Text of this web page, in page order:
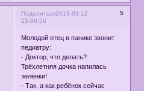
Поделиться 5
2013-03-12
15:06:56
Молодой отец в панике звонит
педиатру:
- Доктор, что делать?
Трёхлетняя дочка напилась
зелёнки!
- Так, а как ребёнок сейчас